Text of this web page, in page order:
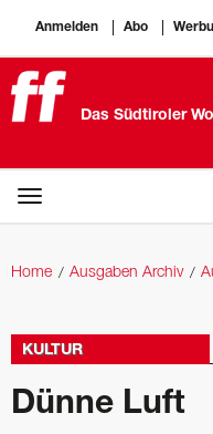
Anmelden Abo
Das Südtiroler
Home Ausgaben Archiv
KULTUR
Dünne Luft